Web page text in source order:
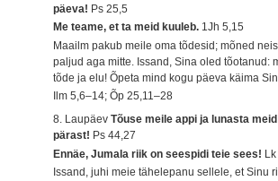
päeva! Ps 25,5
Me teame, et ta meid kuuleb. 1Jh 5,15
Maailm pakub meile oma tõdesid; mõned
paljud aga mitte. Issand, Sina oled tõotanud:
tõde ja elu! Õpeta mind kogu päeva käima
Ilm 5,6–14; Õp 25,11–28
8. LaupäevTõuse meile appi ja lunasta
pärast! Ps 44,27
Ennäe, Jumala riik on seespidi teie sees!
Issand, juhi meie tähelepanu sellele, et Sinu